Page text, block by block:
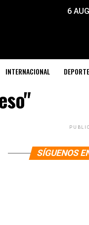
6
INTERNACIONAL
SÍGUENOS